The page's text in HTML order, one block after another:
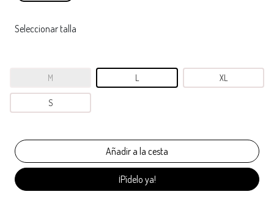
Seleccionar talla
M L XL
S
¡Pídelo ya!